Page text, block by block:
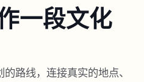
一段文化
路线，连接真实的地点、